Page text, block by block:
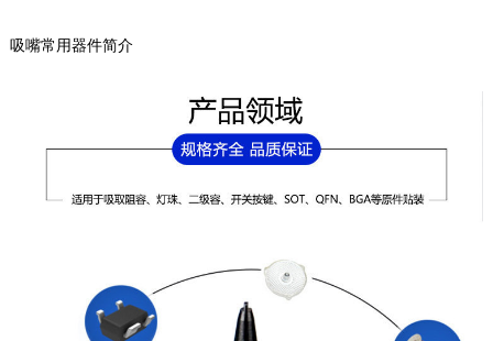
吸嘴常用器件简介